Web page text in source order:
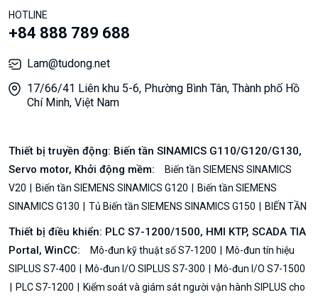
HOTLINE
+84 888 789 688
Lam@tudong.net
17/66/41 Liên khu 5-6, Phường Bình Tân, Thành phố Hồ
Chí Minh, Việt Nam
Thiết bị truyền động: Biến tần SINAMICS G110/G120/G130,
Servo motor, Khởi động mềm:
Biến tần SIEMENS SINAMICS
V20
Biến tần SIEMENS SINAMICS G120
Biến tần SIEMENS
SINAMICS G130
Tủ Biến tần SIEMENS SINAMICS G150 BIẾN TẦN
Thiết bị điều khiển: PLC S7-1200/1500, HMI KTP, SCADA TIA
Portal, WinCC:
Mô-đun kỹ thuật số S7-1200
Mô-đun tín hiệu
SIPLUS S7-400
Mô-đun I/O SIPLUS S7-300
Mô-đun I/O S7-1500
PLC S7-1200
Kiểm soát và giám sát người vận hành SIPLUS cho